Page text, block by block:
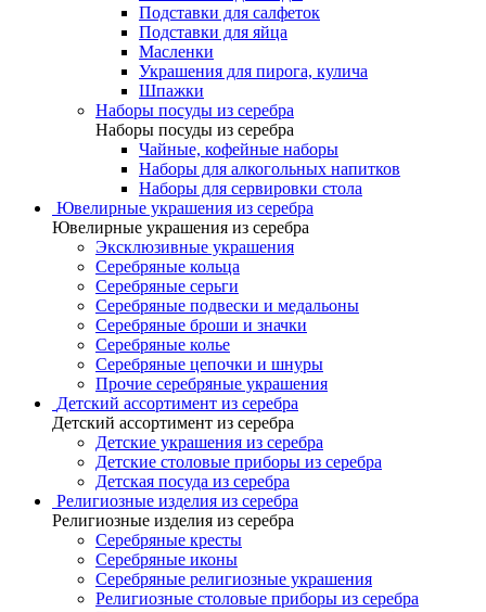
Подставки для салфеток
Подставки для яйца
Масленки
Украшения для пирога, кулича
Шпажки
Наборы посуды из серебра
Наборы посуды из серебра
Чайные, кофейные наборы
Наборы для алкогольных напитков
Наборы для сервировки стола
Ювелирные украшения из серебра
Ювелирные украшения из серебра
Эксклюзивные украшения
Серебряные кольца
Серебряные серьги
Серебряные подвески и медальоны
Серебряные броши и значки
Серебряные колье
Серебряные цепочки и шнуры
Прочие серебряные украшения
Детский ассортимент из серебра
Детский ассортимент из серебра
Детские украшения из серебра
Детские столовые приборы из серебра
Детская посуда из серебра
Религиозные изделия из серебра
Религиозные изделия из серебра
Серебряные кресты
Серебряные иконы
Серебряные религиозные украшения
Религиозные столовые приборы из серебра